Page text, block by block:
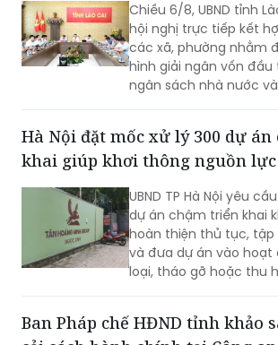
Chiều 6/8, UBND tỉnh
hội nghị trực tiếp kết
các xã, phường nhằm
hình giải ngân vốn
ngân sách nhà nước
thành các mục tiêu
xã hội năm 2026.
Hà Nội đặt mốc xử lý 300 dự
khai giúp khơi thông nguồn lực
UBND TP Hà Nội yêu
dự án chậm triển khai
hoàn thiện thủ tục,
và đưa dự án vào hoạt
loại, tháo gỡ hoặc thu
dư địa phát triển cho
Ban Pháp chế HĐND tỉnh khảo